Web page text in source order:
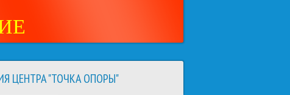
ЦЕНТРА "ТОЧКА ОПОРЫ"